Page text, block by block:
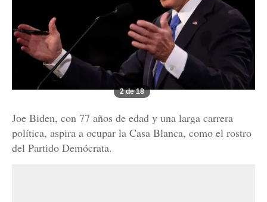
2 de 18
Joe Biden, con 77 años de edad y una larga carrera
política, aspira a ocupar la Casa Blanca, como el rostro
del Partido Demócrata.